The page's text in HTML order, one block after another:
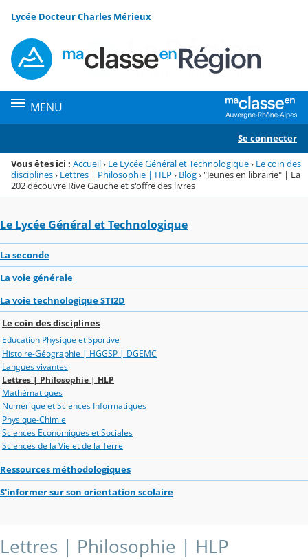
Menu de la rubrique
Contenu
Lycée Docteur Charles Mérieux
MENU
Se connecter
Vous êtes ici : Accueil› Le Lycée Général et Technologique› Le coin des
disciplines› Lettres | Philosophie | HLP › Blog›"Jeunes en librairie" | La
202 découvre Rive Gauche et s'offre des livres
Le Lycée Général et Technologique
La seconde
La voie générale
La voie technologique STI2D
Le coin des disciplines
Education Physique et Sportive
Histoire-Géographie | HGGSP | DGEMC
Langues vivantes
Lettres | Philosophie | HLP
Mathématiques
Numérique et Sciences Informatiques
Physique-Chimie
Sciences Economiques et Sociales
Sciences de la Vie et de la Terre
Ressources méthodologiques
S'informer sur son orientation scolaire
Lettres | Philosophie | HLP